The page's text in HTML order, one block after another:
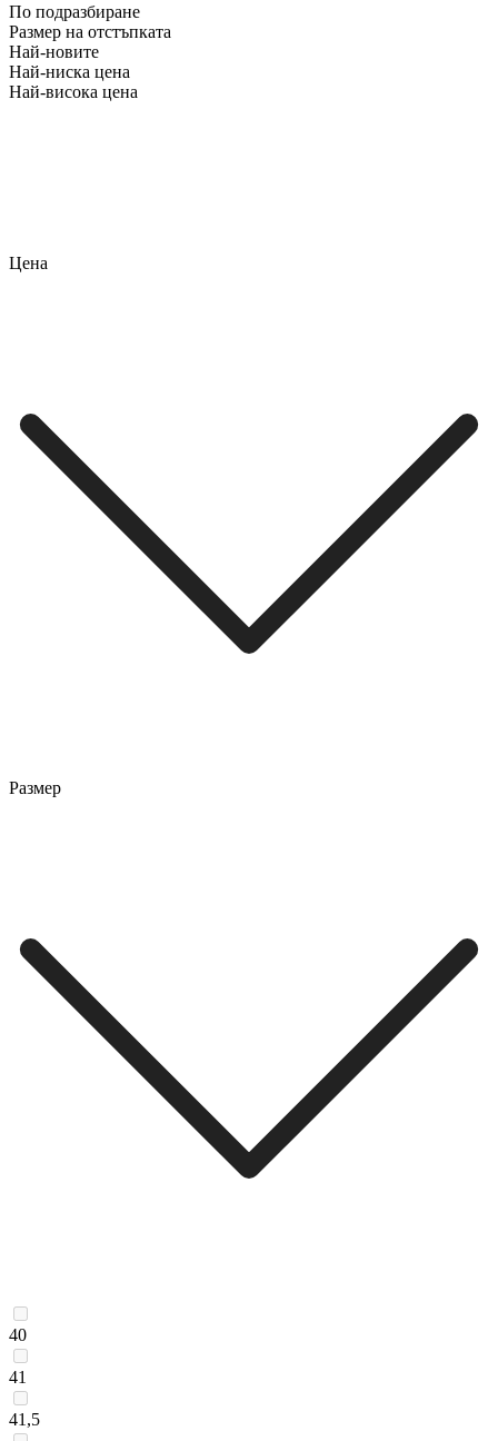
По подразбиране
Размер на отстъпката
Най-новите
Най-ниска цена
Най-висока цена
Цена
Размер
40
41
41,5